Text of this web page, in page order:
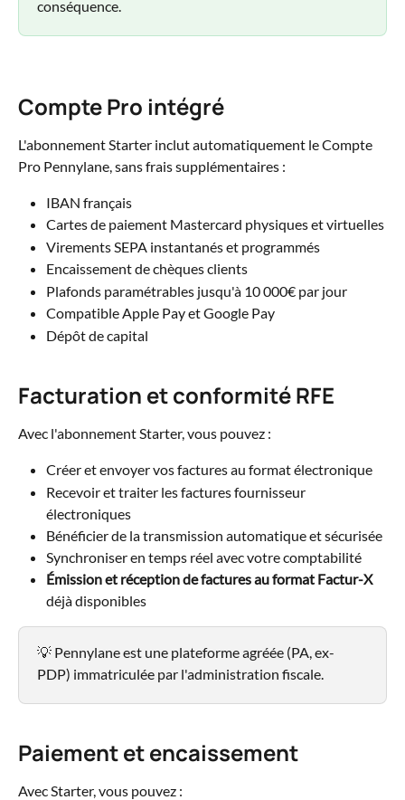
conséquence.
Compte Pro intégré
L'abonnement Starter inclut automatiquement le Compte
Pro Pennylane, sans frais supplémentaires :
IBAN français
Cartes de paiement Mastercard physiques et virtuelles
Virements SEPA instantanés et programmés
Encaissement de chèques clients
Plafonds paramétrables jusqu'à 10 000€ par jour
Compatible Apple Pay et Google Pay
Dépôt de capital
Facturation et conformité RFE
Avec l'abonnement Starter, vous pouvez :
Créer et envoyer vos factures au format électronique
Recevoir et traiter les factures fournisseur
électroniques
Bénéficier de la transmission automatique et sécurisée
Synchroniser en temps réel avec votre comptabilité
Émission et réception de factures au format Factur-X
déjà disponibles
💡 Pennylane est une plateforme agréée (PA, ex-
PDP) immatriculée par l'administration fiscale.
Paiement et encaissement
Avec Starter, vous pouvez :